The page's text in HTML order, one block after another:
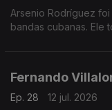
Arsenio Rodríguez
bandas cubanas. Ele
Fernando
Ep. 28
12 jul. 2026